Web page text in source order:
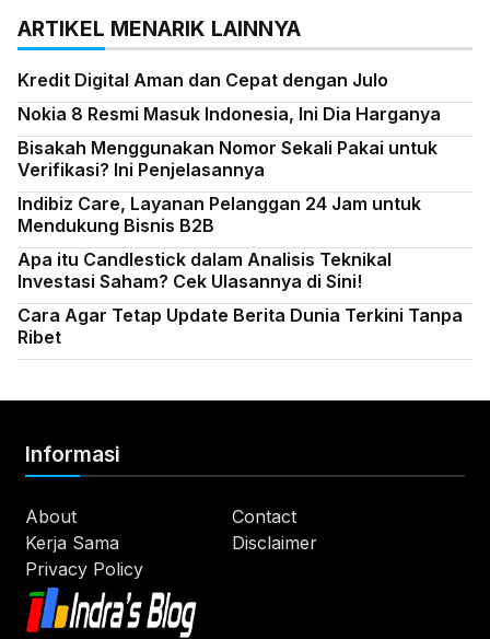
ARTIKEL MENARIK LAINNYA
Kredit Digital Aman dan Cepat dengan Julo
Nokia 8 Resmi Masuk Indonesia, Ini Dia Harganya
Bisakah Menggunakan Nomor Sekali Pakai untuk
Verifikasi? Ini Penjelasannya
Indibiz Care, Layanan Pelanggan 24 Jam untuk
Mendukung Bisnis B2B
Apa itu Candlestick dalam Analisis Teknikal
Investasi Saham? Cek Ulasannya di Sini!
Cara Agar Tetap Update Berita Dunia Terkini Tanpa
Ribet
Informasi
About
Contact
Kerja Sama
Disclaimer
Privacy Policy